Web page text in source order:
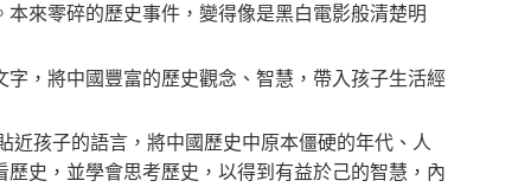
零碎的歷史事件，變得像是黑白電影般清楚明
將中國豐富的歷史觀念、智慧，帶入孩子生活經
孩子的語言，將中國歷史中原本僵硬的年代、人
史，並學會思考歷史，以得到有益於己的智慧，內